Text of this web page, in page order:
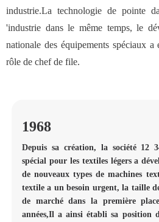
industrie.La technologie de pointe
'industrie dans le même temps, le
nationale des équipements spéciaux
rôle de chef de file.
1968
Depuis sa création, la société 12
spécial pour les textiles légers a
de nouveaux types de machines
textile a un besoin urgent, la taille
de marché dans la première
années,Il a ainsi établi sa position